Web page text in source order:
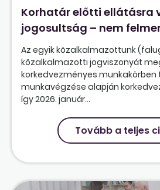
Korhatár előtti ellátásra
jogosultság – nem
Az egyik közalkalmazottunk
közalkalmazotti jogviszonyát
korkedvezményes munkakörben
munkavégzése alapján
így 2026. január...
Tovább a teljes